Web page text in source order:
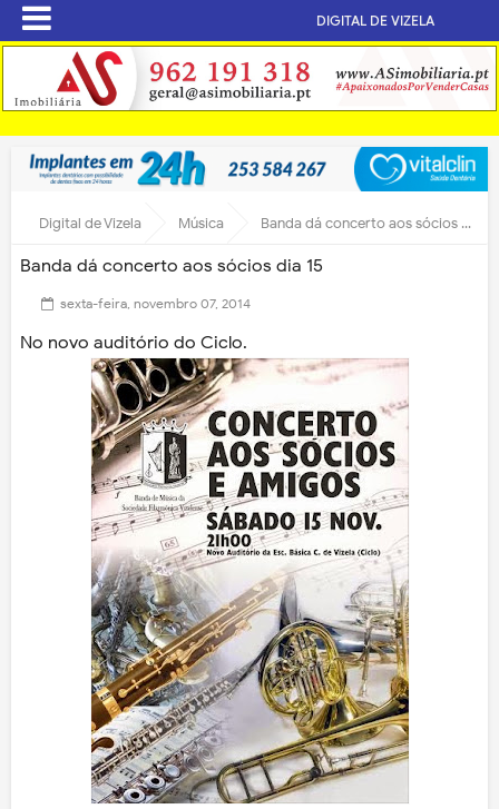
DIGITAL DE VIZELA
Digital de Vizela Música Banda dá concerto aos sócios dia 15
Banda dá concerto aos sócios dia 15
sexta-feira, novembro 07, 2014
No novo auditório do Ciclo.